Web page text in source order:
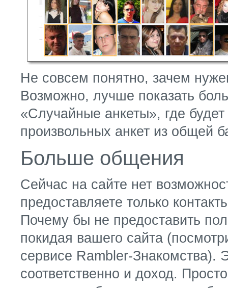
Не совсем понятно, зачем
Возможно, лучше показать
«Случайные анкеты», где
произвольных анкет из общей
Больше общения
Сейчас на сайте нет
предоставляете только
Почему бы не предоставить
покидая вашего сайта
сервисе Rambler-Знакомства).
соответственно и доход.